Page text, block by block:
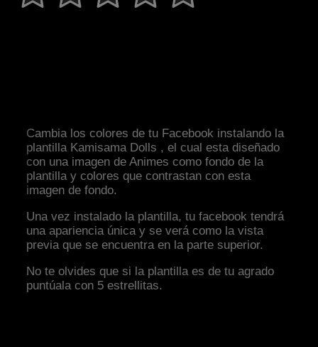
Cambia los colores de tu Facebook instalando la
plantilla Kamisama Dolls , el cual esta diseñado
con una imagen de Animes como fondo de la
plantilla y colores que contrastan con esta
imagen de fondo.
Una vez instalado la plantilla, tu facebook tendrá
una apariencia única y se verá como la vista
previa que se encuentra en la parte superior.
No te olvides que si la plantilla es de tu agrado
puntúala con 5 estrellitas.